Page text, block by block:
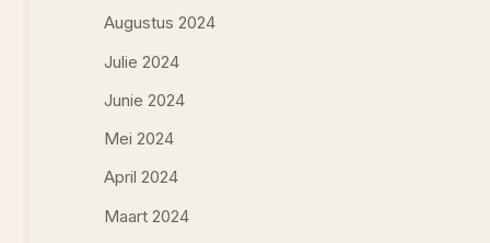
Augustus 2024
Julie 2024
Junie 2024
Mei 2024
April 2024
Maart 2024